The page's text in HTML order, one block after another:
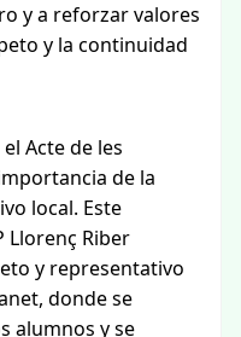
y a reforzar valores
y la continuidad
Acte de les
de la
local. Este
Llorenç Riber
y representativo
donde se
alumnos y se